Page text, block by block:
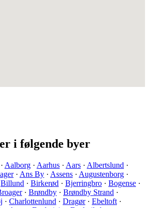
i følgende byer
· Aalborg · Aarhus · Aars · Albertslund ·
· Ans By · Assens · Augustenborg ·
Billund · Birkerød · Bjerringbro · Bogense ·
· Brøndby · Brøndby Strand ·
· Charlottenlund · Dragør· Ebeltoft ·